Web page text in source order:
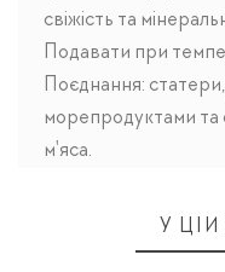
свіжість та
Подавати при
Поєднання: статери,
морепродуктами та
м'яса.
У ЦІЙ